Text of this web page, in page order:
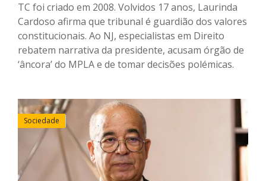
TC foi criado em 2008. Volvidos 17 anos, Laurinda
Cardoso afirma que tribunal é guardião dos valores
constitucionais. Ao NJ, especialistas em Direito
rebatem narrativa da presidente, acusam órgão de
‘âncora’ do MPLA e de tomar decisões polémicas.
Sociedade